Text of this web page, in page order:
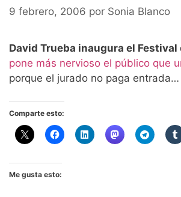
9 febrero, 2006 por Sonia Blanco
David Trueba inaugura el Festival
pone más nervioso el público que
porque el jurado no paga entrada…
Comparte esto:
Me gusta esto: